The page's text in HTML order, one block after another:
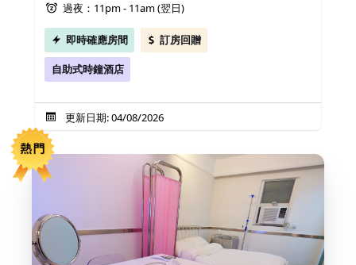
過夜：11pm - 11am (翌日)
即時確應房間 訂房回贈
自助式時鐘酒店
更新日期: 04/08/2026